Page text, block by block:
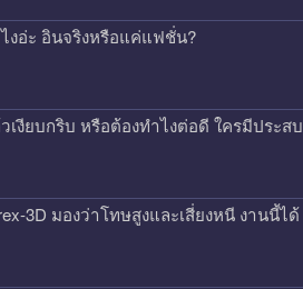
งอ่ะ อินจริงหรือแค่แฟชั่น?
งียบกริบ หรือต้องทำไงต่อดี ใครมีประสบ
3D มองว่าโทษสูงและเสี่ยงหนี งานนี้ได้